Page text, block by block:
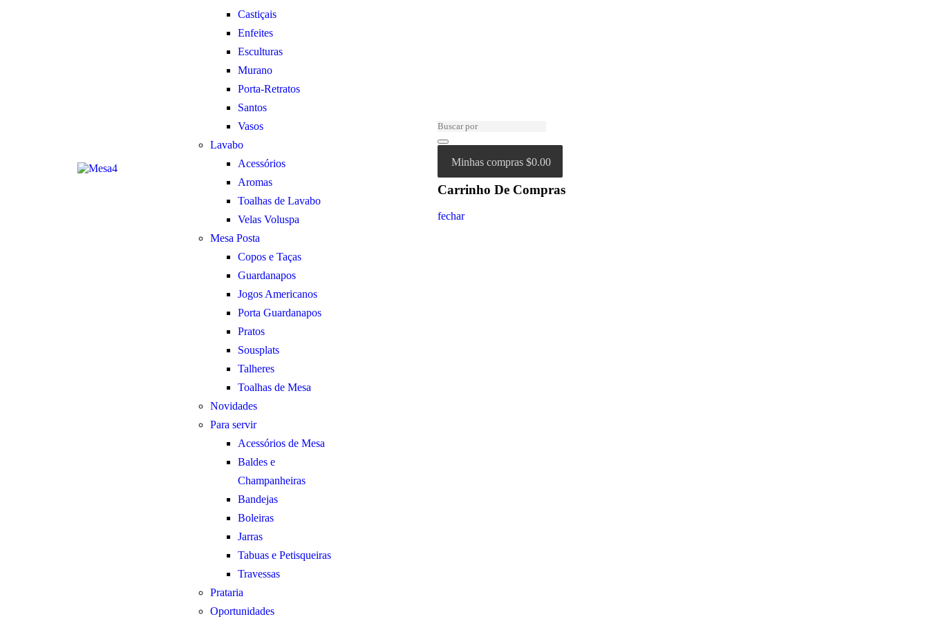
Castiçais
Enfeites
Esculturas
Murano
Porta-Retratos
Santos
Vasos
Lavabo
Acessórios
Aromas
Toalhas de Lavabo
Velas Voluspa
Mesa Posta
Copos e Taças
Guardanapos
Jogos Americanos
Porta Guardanapos
Pratos
Sousplats
Talheres
Toalhas de Mesa
Novidades
Para servir
Acessórios de Mesa
Baldes e
Champanheiras
Bandejas
Boleiras
Jarras
Tabuas e Petisqueiras
Travessas
Prataria
Oportunidades
Minhas compras $0.00
Carrinho De Compras
fechar